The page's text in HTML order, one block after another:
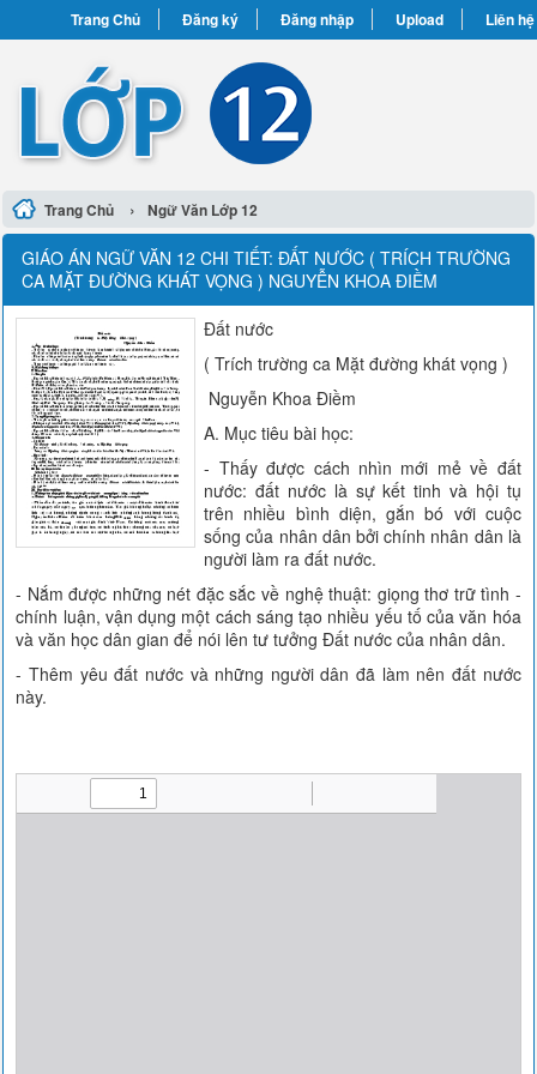
Trang Chủ Đăng ký Đăng nhập Upload Liên hệ
Trang Chủ › Ngữ Văn Lớp 12
GIÁO ÁN NGỮ VĂN 12 CHI TIẾT: ĐẤT NƯỚC ( TRÍCH TRƯỜNG
CA MẶT ĐƯỜNG KHÁT VỌNG ) NGUYỄN KHOA ĐIỀM
Đất nước
( Trích trường ca Mặt đường khát vọng )
Nguyễn Khoa Điềm
A. Mục tiêu bài học:
- Thấy được cách nhìn mới mẻ về đất
nước: đất nước là sự kết tinh và hội tụ
trên nhiều bình diện, gắn bó với cuộc
sống của nhân dân bởi chính nhân dân là
người làm ra đất nước.
- Nắm được những nét đặc sắc về nghệ thuật: giọng thơ trữ tình -
chính luận, vận dụng một cách sáng tạo nhiều yếu tố của văn hóa
và văn học dân gian để nói lên tư tưởng Đất nước của nhân dân.
- Thêm yêu đất nước và những người dân đã làm nên đất nước
này.